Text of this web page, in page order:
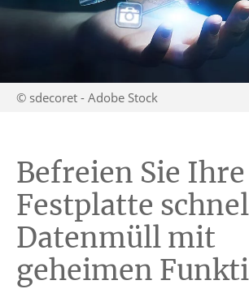
© sdecoret - Adobe Stock
Befreien Sie Ihre
Festplatte
Datenmüll mit
geheimen